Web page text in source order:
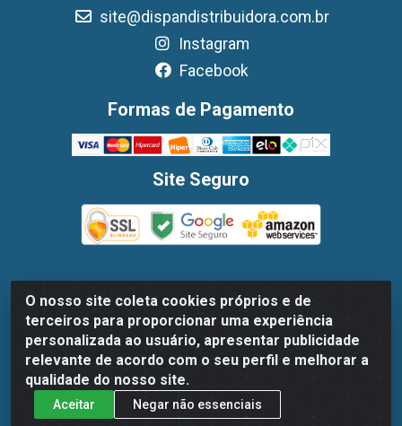
O nosso site coleta cookies próprios e de
terceiros para proporcionar uma experiência
personalizada ao usuário, apresentar publicidade
relevante de acordo com o seu perfil e melhorar a
qualidade do nosso site.
Aceitar
Negar não essenciais
site@dispandistribuidora.com.br
Instagram
Facebook
Formas de Pagamento
Site Seguro
Dispan Distribuidora de Alimentos LTDA - Avenida
Marechal Mascarenhas De Moraes, 1048- Imbiribeira,
Recife/PE - CEP 51.170-000 - CNPJ 30.779.584/0003-78